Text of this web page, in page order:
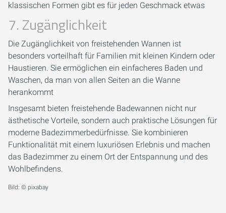
klassischen Formen gibt es für jeden Geschmack etwas
7. Zugänglichkeit
Die Zugänglichkeit von freistehenden Wannen ist
besonders vorteilhaft für Familien mit kleinen Kindern oder
Haustieren. Sie ermöglichen ein einfacheres Baden und
Waschen, da man von allen Seiten an die Wanne
herankommt
Insgesamt bieten freistehende Badewannen nicht nur
ästhetische Vorteile, sondern auch praktische Lösungen für
moderne Badezimmerbedürfnisse. Sie kombinieren
Funktionalität mit einem luxuriösen Erlebnis und machen
das Badezimmer zu einem Ort der Entspannung und des
Wohlbefindens.
Bild: © pixabay